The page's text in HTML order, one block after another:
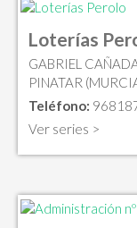
Loterías
GABRIEL
PINATAR
Teléfono:
Ver series >